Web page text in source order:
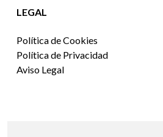
LEGAL
Política de Cookies
Política de Privacidad
Aviso Legal